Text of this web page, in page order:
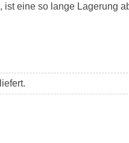
eine so lange Lagerung